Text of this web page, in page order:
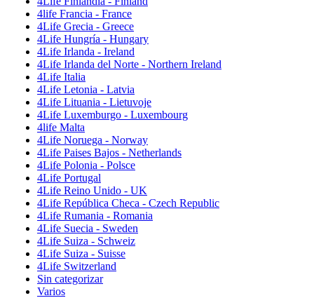
4life Francia - France
4Life Grecia - Greece
4Life Hungría - Hungary
4Life Irlanda - Ireland
4Life Irlanda del Norte - Northern Ireland
4Life Italia
4Life Letonia - Latvia
4Life Lituania - Lietuvoje
4Life Luxemburgo - Luxembourg
4life Malta
4Life Noruega - Norway
4Life Paises Bajos - Netherlands
4Life Polonia - Polsce
4Life Portugal
4Life Reino Unido - UK
4Life República Checa - Czech Republic
4Life Rumania - Romania
4Life Suecia - Sweden
4Life Suiza - Schweiz
4Life Suiza - Suisse
4Life Switzerland
Sin categorizar
Varios